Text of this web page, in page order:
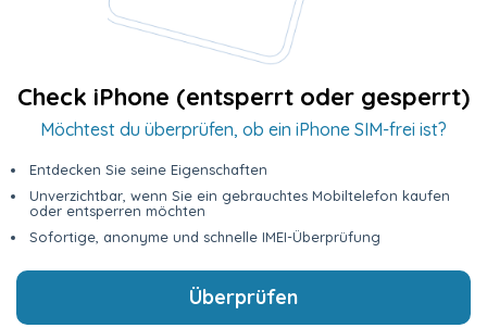
Check iPhone (entsperrt oder gesperrt)
Möchtest du überprüfen, ob ein iPhone SIM-frei ist?
Entdecken Sie seine Eigenschaften
Unverzichtbar, wenn Sie ein gebrauchtes Mobiltelefon kaufen
oder entsperren möchten
Sofortige, anonyme und schnelle IMEI-Überprüfung
Überprüfen